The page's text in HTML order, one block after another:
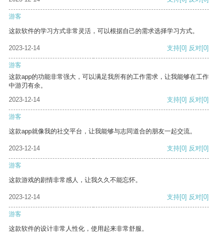
游客
这款软件的学习方式非常灵活，可以根据自己的需求选择学习方式。
2023-12-14 支持[0] 反对[0]
游客
这款app的功能非常强大，可以满足我所有的工作需求，让我能够在工作
中游刃有余。
2023-12-14
支持[0] 反对[0]
游客
这款app就像我的社交平台，让我能够与志同道合的朋友一起交流。
2023-12-14 支持[0] 反对[0]
游客
这款游戏的剧情非常感人，让我久久不能忘怀。
2023-12-14 支持[0] 反对[0]
游客
这款软件的设计非常人性化，使用起来非常舒服。